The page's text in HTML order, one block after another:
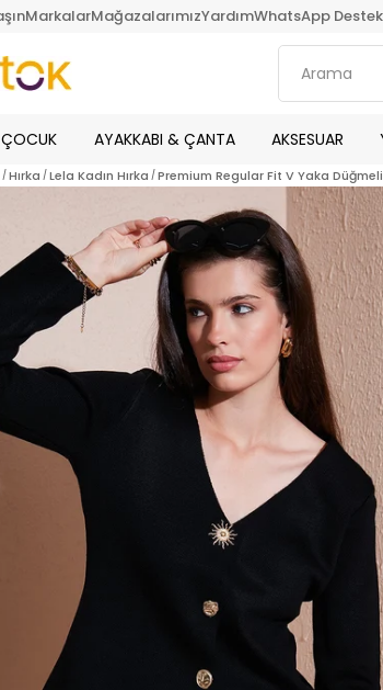
MarkalarMağazalarımızYardımWhatsApp
ÇOCUK AYAKKABI & ÇANTA AKSESUAR
Hırka Lela Kadın Hırka Premium Regular Fit V Yaka Düğmeli